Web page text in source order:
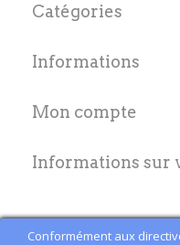
Conformément aux
Catégories
Informations
Mon compte
Informations sur